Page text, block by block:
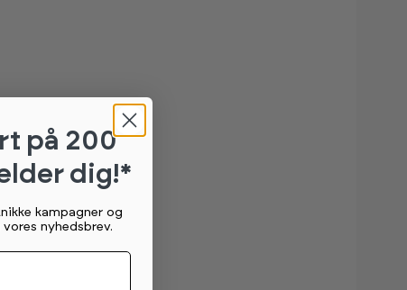
på 200
dig!*
kampagner og
nyhedsbrev.